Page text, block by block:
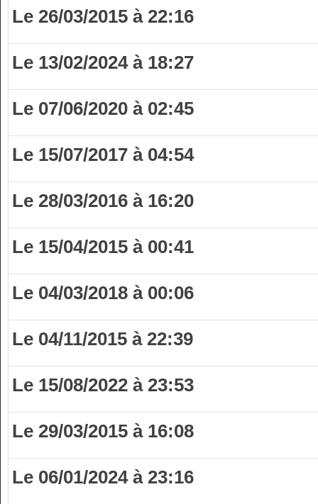
Le 26/03/2015 à 22:16
Le 13/02/2024 à 18:27
Le 07/06/2020 à 02:45
Le 15/07/2017 à 04:54
Le 28/03/2016 à 16:20
Le 15/04/2015 à 00:41
Le 04/03/2018 à 00:06
Le 04/11/2015 à 22:39
Le 15/08/2022 à 23:53
Le 29/03/2015 à 16:08
Le 06/01/2024 à 23:16